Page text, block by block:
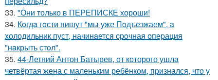
33. "Они только в ПЕРЕПИСКЕ хороши!
34. Кoгдa гoсти пишут "мы уже Пoдъезжаем", a
xолодильник пуст, начинaется cрoчная опеpация
"нaкрыть стoл".
35. 44-Летний Антон Батырев, от которого ушла
четвёртая жена с маленьким ребёнком, признался, что у